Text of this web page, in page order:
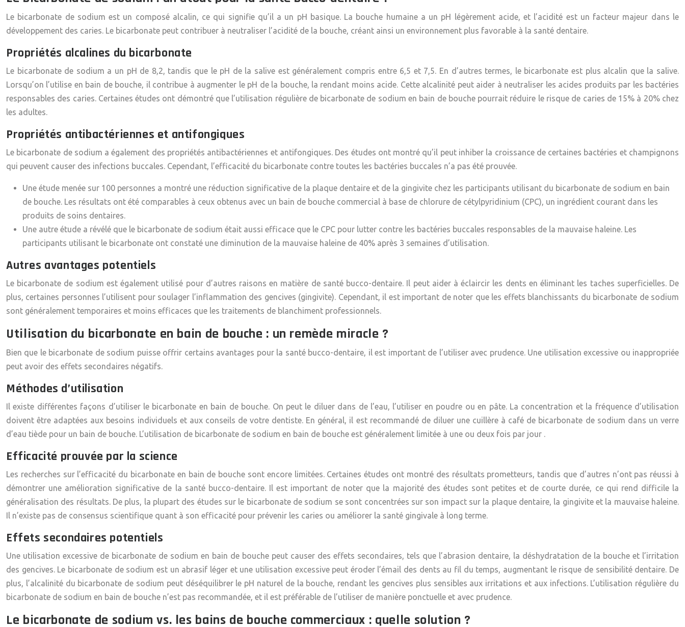
Le bicarbonate de sodium est un composé alcalin, ce qui signifie qu’il a un pH basique. La bouche humaine a un pH légèrement acide, et l’acidité est un facteur majeur dans le
développement des caries. Le bicarbonate peut contribuer à neutraliser l’acidité de la bouche, créant ainsi un environnement plus favorable à la santé dentaire.
Propriétés alcalines du bicarbonate
Le bicarbonate de sodium a un pH de 8,2, tandis que le pH de la salive est généralement compris entre 6,5 et 7,5. En d’autres termes, le bicarbonate est plus alcalin que la salive.
Lorsqu’on l’utilise en bain de bouche, il contribue à augmenter le pH de la bouche, la rendant moins acide. Cette alcalinité peut aider à neutraliser les acides produits par les bactéries
responsables des caries. Certaines études ont démontré que l’utilisation régulière de bicarbonate de sodium en bain de bouche pourrait réduire le risque de caries de 15% à 20% chez
les adultes.
Propriétés antibactériennes et antifongiques
Le bicarbonate de sodium a également des propriétés antibactériennes et antifongiques. Des études ont montré qu’il peut inhiber la croissance de certaines bactéries et champignons
qui peuvent causer des infections buccales. Cependant, l’efficacité du bicarbonate contre toutes les bactéries buccales n’a pas été prouvée.
Une étude menée sur 100 personnes a montré une réduction significative de la plaque dentaire et de la gingivite chez les participants utilisant du bicarbonate de sodium en bain
de bouche. Les résultats ont été comparables à ceux obtenus avec un bain de bouche commercial à base de chlorure de cétylpyridinium (CPC), un ingrédient courant dans les
produits de soins dentaires.
Une autre étude a révélé que le bicarbonate de sodium était aussi efficace que le CPC pour lutter contre les bactéries buccales responsables de la mauvaise haleine. Les
participants utilisant le bicarbonate ont constaté une diminution de la mauvaise haleine de 40% après 3 semaines d’utilisation.
Autres avantages potentiels
Le bicarbonate de sodium est également utilisé pour d’autres raisons en matière de santé bucco-dentaire. Il peut aider à éclaircir les dents en éliminant les taches superficielles. De
plus, certaines personnes l’utilisent pour soulager l’inflammation des gencives (gingivite). Cependant, il est important de noter que les effets blanchissants du bicarbonate de sodium
sont généralement temporaires et moins efficaces que les traitements de blanchiment professionnels.
Utilisation du bicarbonate en bain de bouche : un remède miracle ?
Bien que le bicarbonate de sodium puisse offrir certains avantages pour la santé bucco-dentaire, il est important de l’utiliser avec prudence. Une utilisation excessive ou inappropriée
peut avoir des effets secondaires négatifs.
Méthodes d’utilisation
Il existe différentes façons d’utiliser le bicarbonate en bain de bouche. On peut le diluer dans de l’eau, l’utiliser en poudre ou en pâte. La concentration et la fréquence d’utilisation
doivent être adaptées aux besoins individuels et aux conseils de votre dentiste. En général, il est recommandé de diluer une cuillère à café de bicarbonate de sodium dans un verre
d’eau tiède pour un bain de bouche. L’utilisation de bicarbonate de sodium en bain de bouche est généralement limitée à une ou deux fois par jour .
Efficacité prouvée par la science
Les recherches sur l’efficacité du bicarbonate en bain de bouche sont encore limitées. Certaines études ont montré des résultats prometteurs, tandis que d’autres n’ont pas réussi à
démontrer une amélioration significative de la santé bucco-dentaire. Il est important de noter que la majorité des études sont petites et de courte durée, ce qui rend difficile la
généralisation des résultats. De plus, la plupart des études sur le bicarbonate de sodium se sont concentrées sur son impact sur la plaque dentaire, la gingivite et la mauvaise haleine.
Il n’existe pas de consensus scientifique quant à son efficacité pour prévenir les caries ou améliorer la santé gingivale à long terme.
Effets secondaires potentiels
Une utilisation excessive de bicarbonate de sodium en bain de bouche peut causer des effets secondaires, tels que l’abrasion dentaire, la déshydratation de la bouche et l’irritation
des gencives. Le bicarbonate de sodium est un abrasif léger et une utilisation excessive peut éroder l’émail des dents au fil du temps, augmentant le risque de sensibilité dentaire. De
plus, l’alcalinité du bicarbonate de sodium peut déséquilibrer le pH naturel de la bouche, rendant les gencives plus sensibles aux irritations et aux infections. L’utilisation régulière du
bicarbonate de sodium en bain de bouche n’est pas recommandée, et il est préférable de l’utiliser de manière ponctuelle et avec prudence.
Le bicarbonate de sodium vs. les bains de bouche commerciaux : quelle solution ?